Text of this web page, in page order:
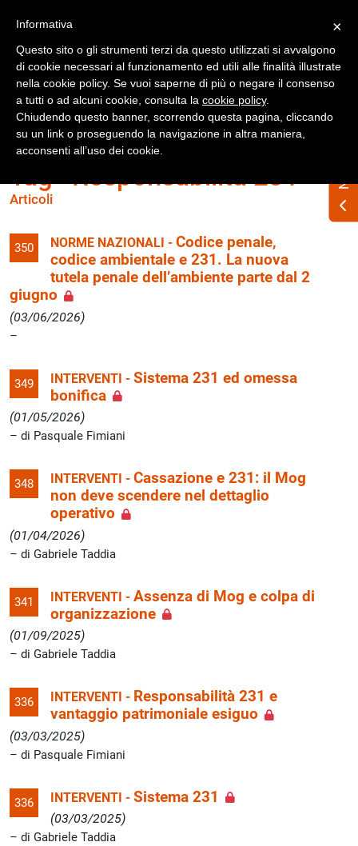
Accedi
Tag «Responsabilità 231»
Articoli
350 NORME NAZIONALI - Codice penale,
codice ambientale e 231. La nuova
tutela penale dell’ambiente parte dal 2
giugno
(03/06/2026)
349 INTERVENTI - Sistema 231 ed omessa
bonifica
(01/05/2026)
di Pasquale Fimiani
348 INTERVENTI - Cassazione e 231: il Mog
non deve scendere nel dettaglio
operativo
(01/04/2026)
di Gabriele Taddia
341 INTERVENTI - Assenza di Mog e colpa di
organizzazione
(01/09/2025)
di Gabriele Taddia
336 INTERVENTI - Responsabilità 231 e
vantaggio patrimoniale esiguo
(03/03/2025)
di Pasquale Fimiani
336 INTERVENTI - Sistema 231
(03/03/2025)
di Gabriele Taddia
×
Informativa
Questo sito o gli strumenti terzi da questo utilizzati si avvalgono
di cookie necessari al funzionamento ed utili alle finalità illustrate
nella cookie policy. Se vuoi saperne di più o negare il consenso
a tutti o ad alcuni cookie, consulta la cookie policy.
Chiudendo questo banner, scorrendo questa pagina, cliccando
su un link o proseguendo la navigazione in altra maniera,
acconsenti all’uso dei cookie.